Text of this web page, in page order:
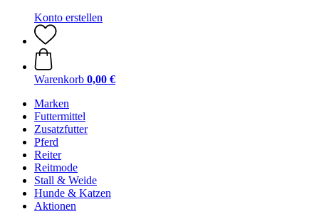
Konto erstellen
Warenkorb 0,00 €
Marken
Futtermittel
Zusatzfutter
Pferd
Reiter
Reitmode
Stall & Weide
Hunde & Katzen
Aktionen